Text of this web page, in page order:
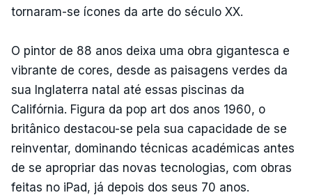
tornaram-se ícones da arte do século XX.
O pintor de 88 anos deixa uma obra gigantesca e
vibrante de cores, desde as paisagens verdes da
sua Inglaterra natal até essas piscinas da
Califórnia. Figura da pop art dos anos 1960, o
britânico destacou-se pela sua capacidade de se
reinventar, dominando técnicas académicas antes
de se apropriar das novas tecnologias, com obras
feitas no iPad, já depois dos seus 70 anos.